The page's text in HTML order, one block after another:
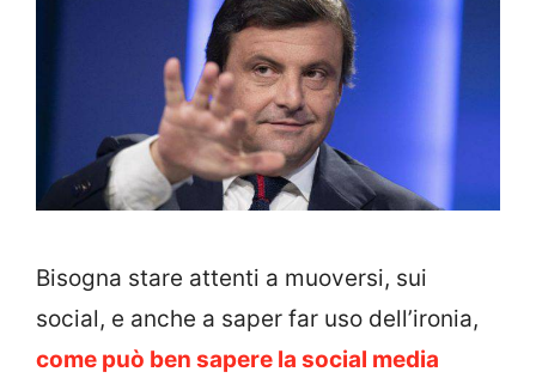
Bisogna stare attenti a muoversi, sui
social, e anche a saper far uso dell’ironia,
come può ben sapere la social media